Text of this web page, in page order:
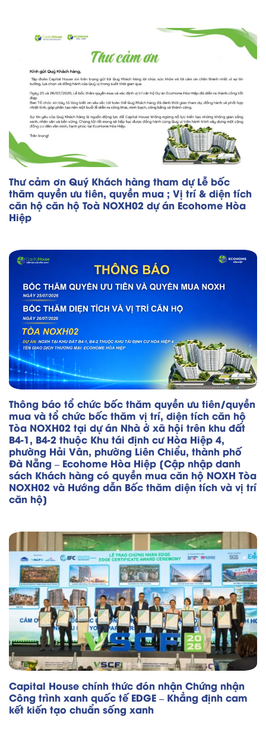
Thư cảm ơn Quý Khách hàng tham dự Lễ bốc
thăm quyền ưu tiên, quyền mua ; Vị trí & diện tích
căn hộ căn hộ Toà NOXH02 dự án Ecohome Hòa
Hiệp
Thông báo tổ chức bốc thăm quyền ưu tiên/quyền
mua và tổ chức bốc thăm vị trí, diện tích căn hộ
Tòa NOXH02 tại dự án Nhà ở xã hội trên khu đất
B4-1, B4-2 thuộc Khu tái định cư Hòa Hiệp 4,
phường Hải Vân, phường Liên Chiểu, thành phố
Đà Nẵng – Ecohome Hòa Hiệp [Cập nhập danh
sách Khách hàng có quyền mua căn hộ NOXH Tòa
NOXH02 và Hướng dẫn Bốc thăm diện tích và vị trí
căn hộ]
Capital House chính thức đón nhận Chứng nhận
Công trình xanh quốc tế EDGE – Khẳng định cam
kết kiến tạo chuẩn sống xanh